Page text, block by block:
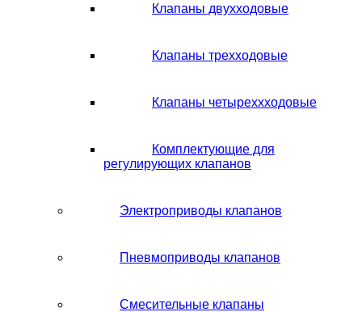
Клапаны двухходовые
Клапаны трехходовые
Клапаны четыреххходовые
Комплектующие для
регулирующих клапанов
Электроприводы клапанов
Пневмоприводы клапанов
Смесительные клапаны